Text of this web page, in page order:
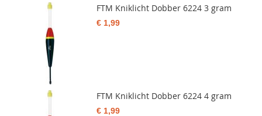
FTM Kniklicht Dobber 6224 3 gram
€ 1,99
FTM Kniklicht Dobber 6224 4 gram
€ 1,99